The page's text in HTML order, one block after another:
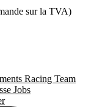
sur la TVA)
Racing Team
Jobs